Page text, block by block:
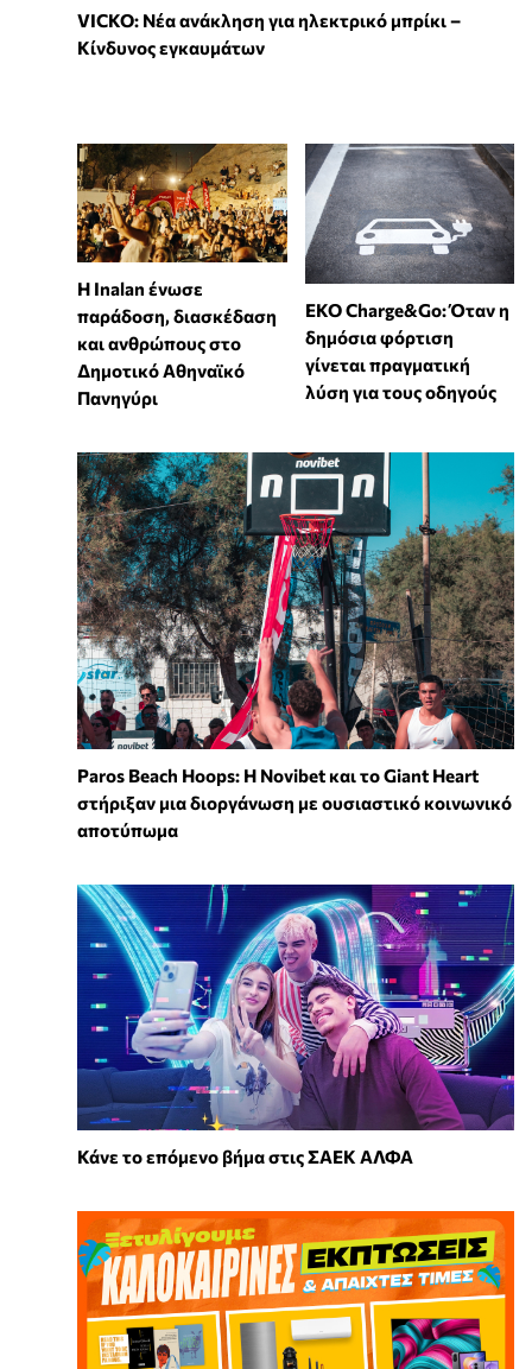
VICKO: Νέα ανάκληση για ηλεκτρικό μπρίκι –
Κίνδυνος εγκαυμάτων
Η Inalan ένωσε
παράδοση, διασκέδαση
και ανθρώπους στο
Δημοτικό Αθηναϊκό
Πανηγύρι
EKO Charge&Go: Όταν η
δημόσια φόρτιση
γίνεται πραγματική
λύση για τους οδηγούς
Paros Beach Hoops: Η Novibet και το Giant Heart
στήριξαν μια διοργάνωση με ουσιαστικό κοινωνικό
αποτύπωμα
Κάνε το επόμενο βήμα στις ΣΑΕΚ ΑΛΦΑ